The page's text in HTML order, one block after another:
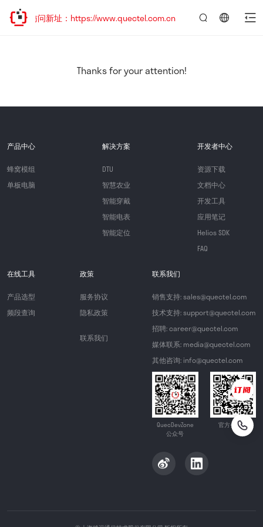
，欢迎访问新址：https://www.quectel.com.cn
Thanks for your attention!
产品中心
蜂窝模组
单板电脑
解决方案
DTU
智慧农业
智能穿戴
智能电表
智能定位
开发者中心
资源下载
文档中心
开发工具
应用笔记
Helios SDK
FAQ
在线工具
产品选型
频段查询
政策
服务协议
隐私政策
联系我们
联系我们
销售支持: sales@quectel.com
技术支持: support@quectel.com
招聘: career@quectel.com
媒体联系: media@quectel.com
其他咨询: info@quectel.com
QuecDevZone
公众号
官方公众号